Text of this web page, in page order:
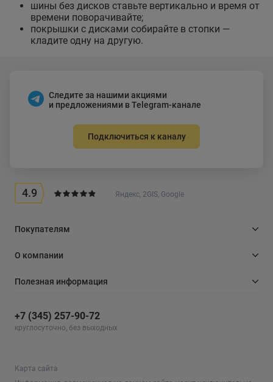
шины без дисков ставьте вертикально и время от
времени поворачивайте;
покрышки с дисками собирайте в стопки —
кладите одну на другую.
Следите за нашими акциями
и предложениями в Telegram-канале
Подключиться к каналу
4.9 Яндекс, 2GIS, Google
Покупателям
О компании
Полезная информация
+7 (345) 257-90-72
круглосуточно, без выходных
Карта сайта